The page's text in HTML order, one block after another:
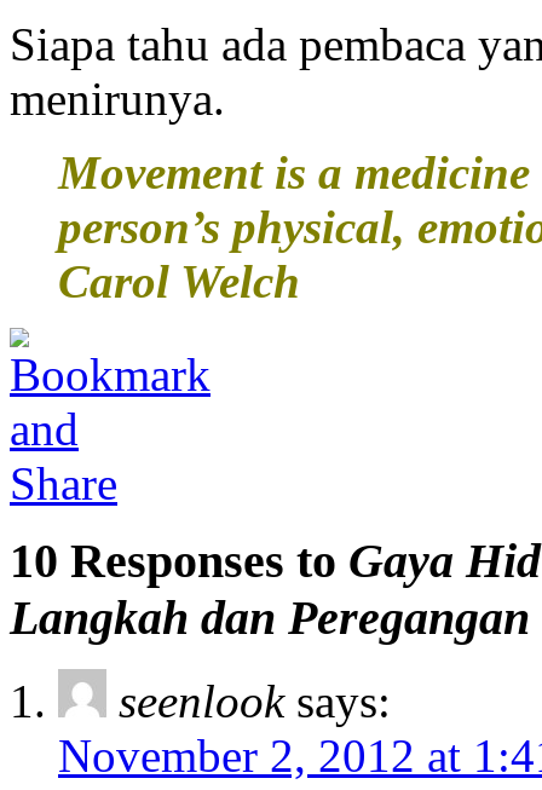
Siapa tahu ada pembaca
menirunya.
Movement is a
person’s physical,
Carol Welch
10 Responses to Gaya
Langkah dan
seenlook says:
November 2, 2012 at